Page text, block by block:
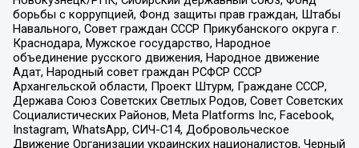
борьбы с коррупцией, Фонд защиты прав граждан, Штабы
Навального, Совет граждан СССР Прикубанского округа г.
Краснодара, Мужское государство, Народное
объединение русского движения, Народное движение
Адат, Народный совет граждан РСФСР СССР
Архангельской области, Проект Штурм, Граждане СССР,
Держава Союз Советских Светлых Родов, Совет Советских
Социалистических Районов, Meta Platforms Inc, Facebook,
Instagram, WhatsApp, СИЧ-С14, Добровольческое
Движение Организации украинских националистов, Черный